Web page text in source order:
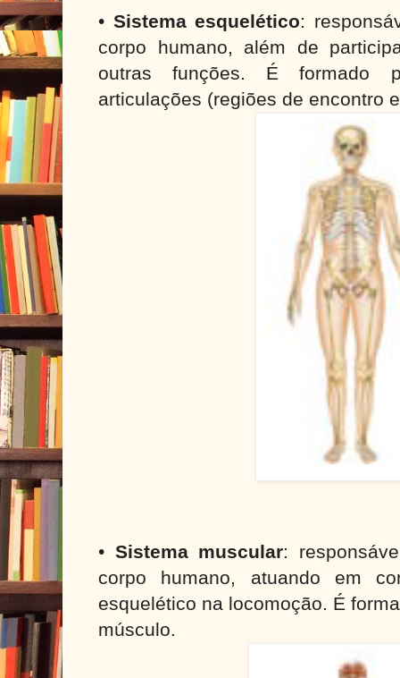
• Sistema esquelético:
corpo humano, além de
outras funções. É formado
articulações (regiões de encontro
• Sistema muscular:
corpo humano, atuando em
esquelético na locomoção. É
músculo.